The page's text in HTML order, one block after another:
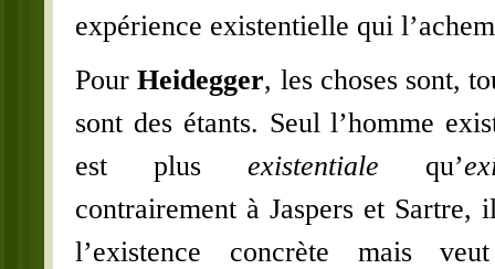
expérience existentielle qui
PourHeidegger, les choses sont,
sont des étants. Seul l’homme
est plus existentiale qu’
contrairement à Jaspers et Sartre,
l’existence concrète mais